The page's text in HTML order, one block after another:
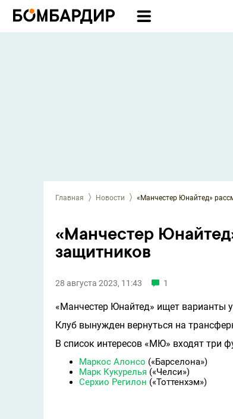
Главная Новости «Манчестер Юнайтед»
«Манчестер
защитников
28 августа 2023, 11:43 1
«Манчестер Юнайтед» ищет варианты
Клуб вынужден вернуться на
В список интересов «МЮ» входят три
Маркос Алонсо («Барселона»)
Марк Кукурелья («Челси»)
Серхио Регилон («Тоттенхэм»)